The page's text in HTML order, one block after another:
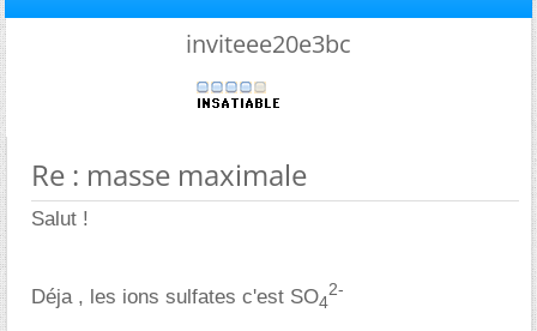
inviteee20e3bc
Re : masse maximale
Salut !
Déja , les ions sulfates c'est SO4
2-